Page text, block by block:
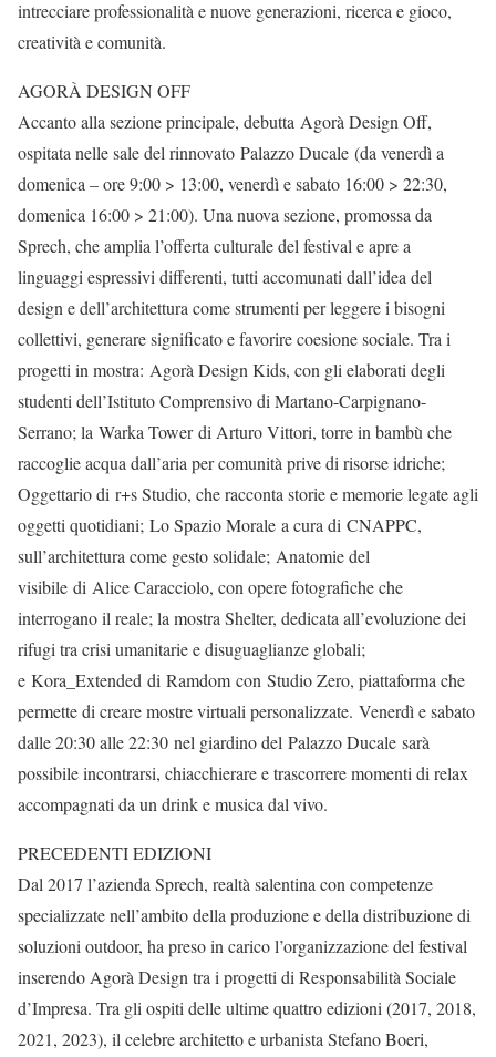
intrecciare professionalità e nuove generazioni, ricerca e gioco,
creatività e comunità.
AGORÀ DESIGN OFF
Accanto alla sezione principale, debutta Agorà Design Off,
ospitata nelle sale del rinnovato Palazzo Ducale (da venerdì a
domenica – ore 9:00 > 13:00, venerdì e sabato 16:00 > 22:30,
domenica 16:00 > 21:00). Una nuova sezione, promossa da
Sprech, che amplia l’offerta culturale del festival e apre a
linguaggi espressivi differenti, tutti accomunati dall’idea del
design e dell’architettura come strumenti per leggere i bisogni
collettivi, generare significato e favorire coesione sociale. Tra i
progetti in mostra: Agorà Design Kids, con gli elaborati degli
studenti dell’Istituto Comprensivo di Martano-Carpignano-
Serrano; la Warka Tower di Arturo Vittori, torre in bambù che
raccoglie acqua dall’aria per comunità prive di risorse idriche;
Oggettario di r+s Studio, che racconta storie e memorie legate agli
oggetti quotidiani; Lo Spazio Morale a cura di CNAPPC,
sull’architettura come gesto solidale; Anatomie del
visibile di Alice Caracciolo, con opere fotografiche che
interrogano il reale; la mostra Shelter, dedicata all’evoluzione dei
rifugi tra crisi umanitarie e disuguaglianze globali;
e Kora_Extended di Ramdom con Studio Zero, piattaforma che
permette di creare mostre virtuali personalizzate. Venerdì e sabato
dalle 20:30 alle 22:30 nel giardino del Palazzo Ducale sarà
possibile incontrarsi, chiacchierare e trascorrere momenti di relax
accompagnati da un drink e musica dal vivo.
PRECEDENTI EDIZIONI
Dal 2017 l’azienda Sprech, realtà salentina con competenze
specializzate nell’ambito della produzione e della distribuzione di
soluzioni outdoor, ha preso in carico l’organizzazione del festival
inserendo Agorà Design tra i progetti di Responsabilità Sociale
d’Impresa. Tra gli ospiti delle ultime quattro edizioni (2017, 2018,
2021, 2023), il celebre architetto e urbanista Stefano Boeri,